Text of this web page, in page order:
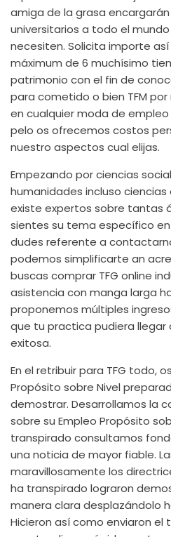
amiga de la grasa
universitarios a todo el
necesiten. Solicita importe
máximum de 6 muchísimo
patrimonio con el fin de
para cometido o bien TFM
en cualquier moda de
pelo os ofrecemos costos
nuestro aspectos cual elijas.
Empezando por ciencias
humanidades incluso
existe expertos sobre tantas
sientes su tema específico
dudes referente a
podemos simplificarte an
buscas comprar TFG online
asistencia con manga larga
proponemos múltiples
que tu practica pudiera llegar
exitosa.
En el retribuir para TFG todo,
Propósito sobre Nivel
demostrar. Desarrollamos la
sobre su Empleo Propósito
transpirado consultamos
una noticia de mayor fiable.
maravillosamente los
ha transpirado lograron
manera clara desplazándolo
Hicieron así­ como enviaron